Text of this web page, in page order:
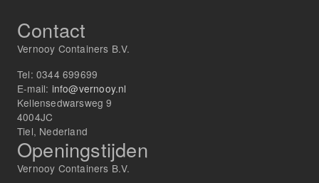
Contact
Vernooy Containers B.V.
Tel: 0344 699699
E-mail: info@vernooy.nl
Kellensedwarsweg 9
4004JC
Tiel, Nederland
Openingstijden
Vernooy Containers B.V.